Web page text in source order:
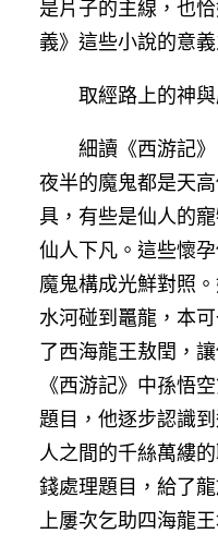
是片子的主線，也
義》這些小說的意義
取經路上的神
細讀《西游記
夜半的魔鬼都是天
具，有些是仙人的
仙人下凡。這些懷
魔鬼構成光鮮對照
水河碰到鼉龍，本
了西海龍王敖閏，
《西游記》中孫悟
題目，他逐步認識
人之間的千絲萬縷
錢處理題目，給了
上屢次乞助四海龍